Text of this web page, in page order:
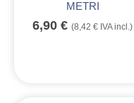
METRI
6,90 € (8,42 € IVA incl.)